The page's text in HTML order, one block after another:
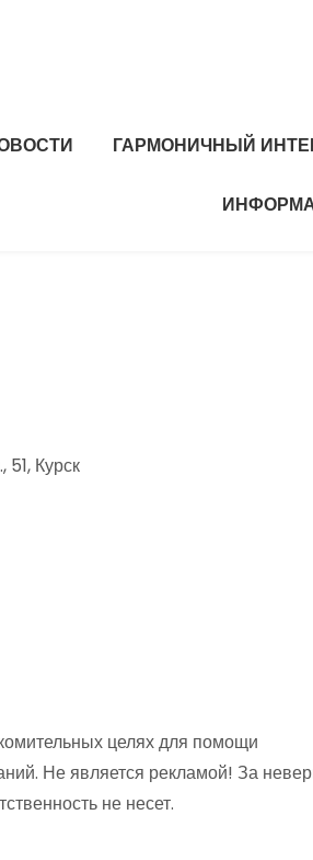
ГАРМОНИЧНЫЙ
Курск
целях для помощи
Не является рекламой! За
не несет.